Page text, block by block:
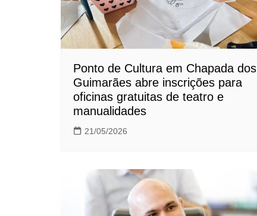
Ponto de Cultura em Chapada dos
Guimarães abre inscrições para
oficinas gratuitas de teatro e
manualidades
21/05/2026